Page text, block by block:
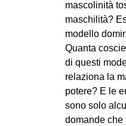
DIRITTO
mascolinità
maschilità?
modello
Quanta
di questi
relaziona la
potere? E le
sono solo
domande